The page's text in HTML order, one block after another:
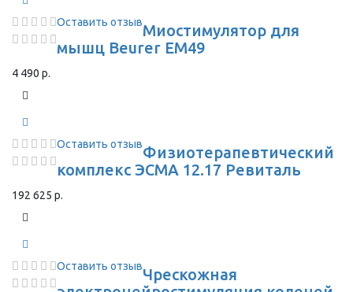
Оставить отзывМиостимулятор для
мышц Beurer EM49
4 490 р.
Оставить отзывФизиотерапевтический
комплекс ЭСМА 12.17 Ревиталь
192 625 р.
Оставить отзывЧрескожная